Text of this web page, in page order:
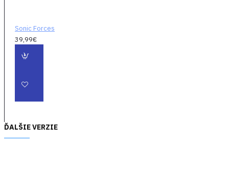
Sonic Forces
39,99€
ĎALŠIE VERZIE